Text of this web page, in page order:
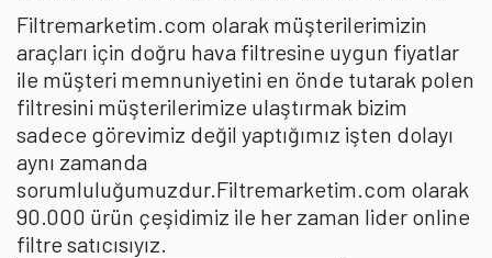
Filtremarketim.com olarak müşterilerimizin
araçları için doğru hava filtresine uygun fiyatlar
ile müşteri memnuniyetini en önde tutarak polen
filtresini müşterilerimize ulaştırmak bizim
sadece görevimiz değil yaptığımız işten dolayı
aynı zamanda
sorumluluğumuzdur.Filtremarketim.com olarak
90.000 ürün çeşidimiz ile her zaman lider online
filtre satıcısıyız.